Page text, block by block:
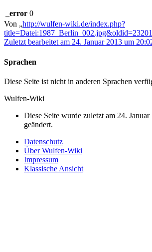
_error 0
Von „http://wulfen-wiki.de/index.php?
title=Datei:1987_Berlin_002.jpg&oldid=23201
Zuletzt bearbeitet am 24. Januar 2013 um
Sprachen
Diese Seite ist nicht in anderen Sprachen
Wulfen-Wiki
Diese Seite wurde zuletzt am 24.
geändert.
Datenschutz
Über Wulfen-Wiki
Impressum
Klassische Ansicht